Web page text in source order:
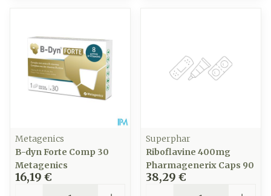
Metagenics
B-dyn Forte Comp 30
Metagenics
16,19 €
Superphar
Riboflavine 400mg
Pharmagenerix Caps 90
38,29 €